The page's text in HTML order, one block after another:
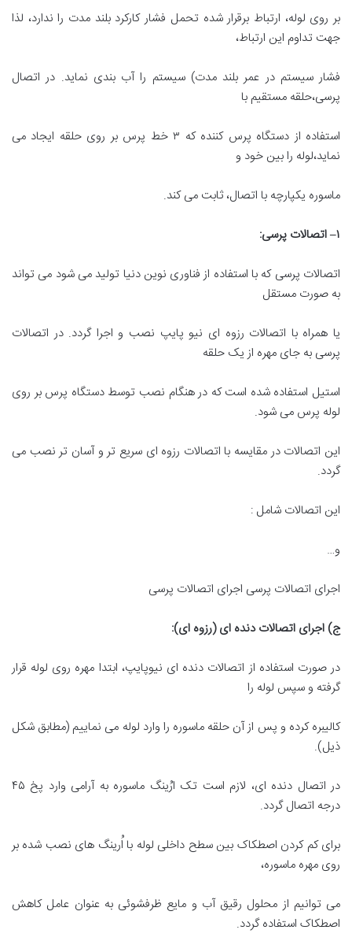
بر روی لوله، ارتباط برقرار شده تحمل فشار کارکرد بلند مدت را ندارد، لذا
جهت تداوم این ارتباط،
فشار سیستم در عمر بلند مدت) سیستم را آب بندی نماید. در اتصال
پرسی،حلقه مستقیم با
استفاده از دستگاه پرس کننده که ۳ خط پرس بر روی حلقه ایجاد می
نماید،لوله را بین خود و
ماسوره یکپارچه با اتصال، ثابت می کند.
۱–اتصالات پرسی:
اتصالات پرسی که با استفاده از فناوری نوین دنیا تولید می شود می تواند
به صورت مستقل
یا همراه با اتصالات رزوه ای نیو پایپ نصب و اجرا گردد. در اتصالات
پرسی به جای مهره از یک حلقه
استیل استفاده شده است که در هنگام نصب توسط دستگاه پرس بر روی
لوله پرس می شود.
این اتصالات در مقایسه با اتصالات رزوه ای سریع تر و آسان تر نصب می
گردد.
این اتصالات شامل :
و…
اجرای اتصالات پرسی اجرای اتصالات پرسی
ج) اجرای اتصالات دنده ای (رزوه ای):
در صورت استفاده از اتصالات دنده ای نیوپایپ، ابتدا مهره روی لوله قرار
گرفته و سپس لوله را
کالیبره کرده و پس از آن حلقه ماسوره را وارد لوله می نماییم (مطابق شکل
ذیل).
در اتصال دنده ای، لازم است تک ارُینگ ماسوره به آرامی وارد پخ ۴۵
درجه اتصال گردد.
برای کم کردن اصطکاک بین سطح داخلی لوله با اُرینگ های نصب شده بر
روی مهره ماسوره،
می توانیم از محلول رقیق آب و مایع ظرفشوئی به عنوان عامل کاهش
اصطکاک استفاده گردد.